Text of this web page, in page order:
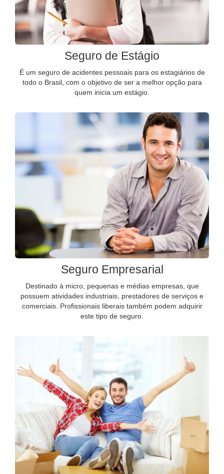
Seguro de Estágio
É um seguro de acidentes pessoais para os estagiários de
todo o Brasil, com o objetivo de ser a melhor opção para
quem inicia um estágio.
Seguro Empresarial
Destinado à micro, pequenas e médias empresas, que
possuem atividades industriais, prestadores de serviços e
comerciais. Profissionais liberais também podem adquirir
este tipo de seguro.